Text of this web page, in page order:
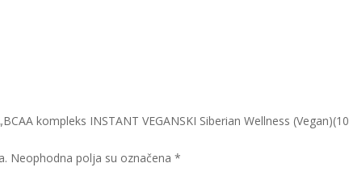
kompleks INSTANT VEGANSKI Siberian Wellness (Vegan)(10
Neophodna polja su označena*